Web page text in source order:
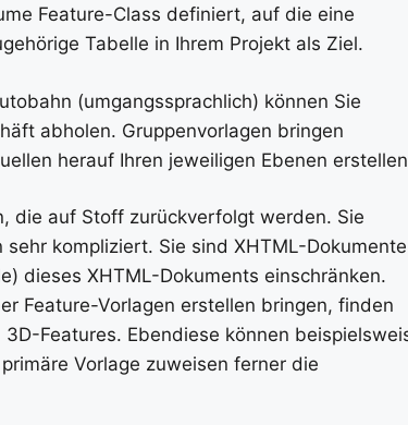
Feature-Class definiert, auf die eine
Tabelle in Ihrem Projekt als Ziel.
(umgangssprachlich) können Sie
abholen. Gruppenvorlagen bringen
herauf Ihren jeweiligen Ebenen
die auf Stoff zurückverfolgt werden. Sie
kompliziert. Sie sind XHTML-
dieses XHTML-Dokuments einschränken.
Feature-Vorlagen erstellen bringen, finden
Features. Ebendiese können
Vorlage zuweisen ferner die